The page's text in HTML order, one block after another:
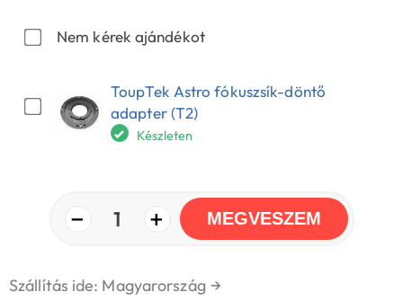
Nem kérek ajándékot
ToupTek Astro fókuszsík-döntő
adapter (T2)
Készleten
− 1 + MEGVESZEM
Szállítás ide: Magyarország →